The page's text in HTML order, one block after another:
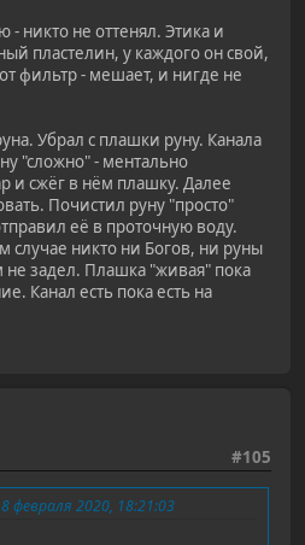
- никто не оттенял. Этика и
пластелин, у каждого он свой,
фильтр - мешает, и нигде не
Убрал с плашки руну. Канала
"сложно" - ментально
и сжёг в нём плашку. Далее
Почистил руну "просто"
её в проточную воду.
случае никто ни Богов, ни руны
задел. Плашка "живая" пока
Канал есть пока есть на
#105
2020, 18:21:03